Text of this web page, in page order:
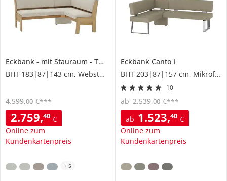
Eckbank mit Stauraum
Toledo
BHT 183|87|143 cm, Webstoff
2.759,40 €
Online zum
Kundenkartenpreis
4.599,00 €***
+ 5
Eckbank Canto I
BHT 203|87|157 cm, Mikrofaser
10
ab 1.523,40 €
Online zum
Kundenkartenpreis
ab 2.539,00 €***